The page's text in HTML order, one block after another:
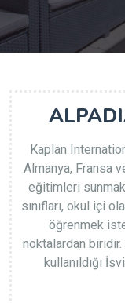
Kaplan
Almanya, Fransa
eğitimleri
sınıfları, okul içi
öğrenmek
noktalardan
kullanıldığı